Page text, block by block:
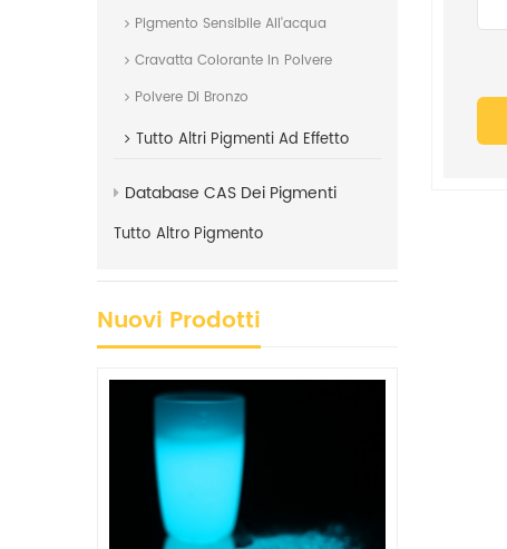
Pigmento Sensibile All'acqua
Cravatta Colorante In Polvere
Polvere Di Bronzo
Tutto Altri Pigmenti Ad Effetto
Database CAS Dei Pigmenti
Tutto Altro Pigmento
Nuovi Prodotti